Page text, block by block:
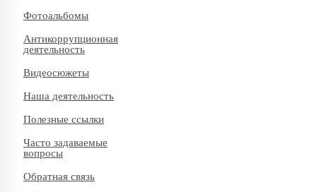
Фотоальбомы
Антикоррупционная
деятельность
Видеосюжеты
Наша деятельность
Полезные ссылки
Часто задаваемые
вопросы
Обратная связь